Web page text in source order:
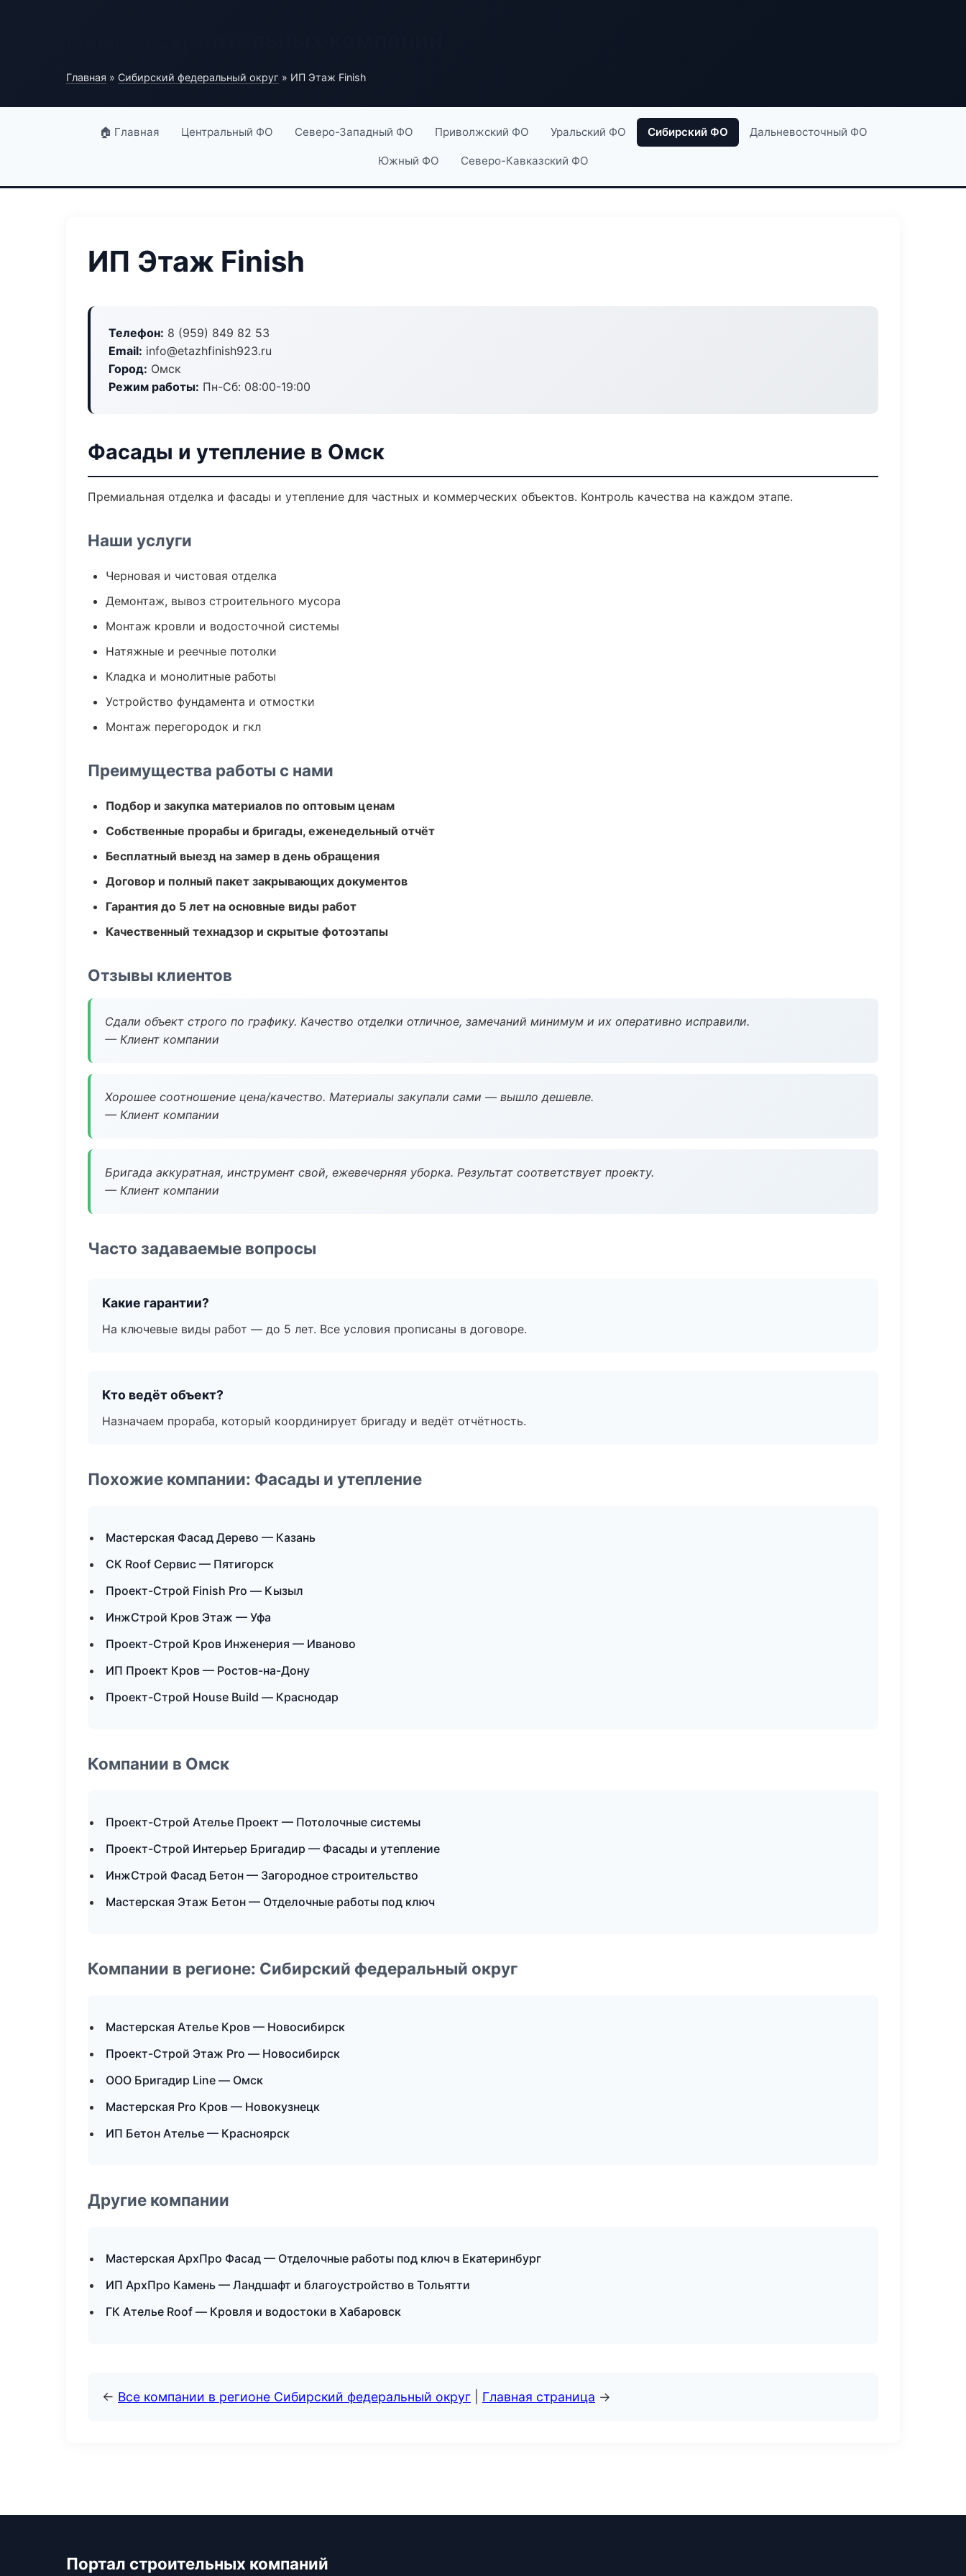
Главная » Сибирский федеральный округ » ИП Этаж Finish
🏠 Главная Центральный ФО Северо-Западный ФО Приволжский ФО Уральский ФО Сибирский ФО Дальневосточный ФО
Южный ФО Северо-Кавказский ФО
ИП Этаж Finish
Телефон: 8 (959) 849 82 53
Email: info@etazhfinish923.ru
Город: Омск
Режим работы: Пн-Сб: 08:00-19:00
Фасады и утепление в Омск
Премиальная отделка и фасады и утепление для частных и коммерческих объектов. Контроль качества на каждом этапе.
Наши услуги
Черновая и чистовая отделка
Демонтаж, вывоз строительного мусора
Монтаж кровли и водосточной системы
Натяжные и реечные потолки
Кладка и монолитные работы
Устройство фундамента и отмостки
Монтаж перегородок и гкл
Преимущества работы с нами
Подбор и закупка материалов по оптовым ценам
Собственные прорабы и бригады, еженедельный отчёт
Бесплатный выезд на замер в день обращения
Договор и полный пакет закрывающих документов
Гарантия до 5 лет на основные виды работ
Качественный технадзор и скрытые фотоэтапы
Отзывы клиентов
Сдали объект строго по графику. Качество отделки отличное, замечаний минимум и их оперативно исправили.
— Клиент компании
Хорошее соотношение цена/качество. Материалы закупали сами — вышло дешевле.
— Клиент компании
Бригада аккуратная, инструмент свой, ежевечерняя уборка. Результат соответствует проекту.
— Клиент компании
Часто задаваемые вопросы
Какие гарантии?
На ключевые виды работ — до 5 лет. Все условия прописаны в договоре.
Кто ведёт объект?
Назначаем прораба, который координирует бригаду и ведёт отчётность.
Похожие компании: Фасады и утепление
Мастерская Фасад Дерево — Казань
СК Roof Сервис — Пятигорск
Проект-Строй Finish Pro — Кызыл
ИнжСтрой Кров Этаж — Уфа
Проект-Строй Кров Инженерия — Иваново
ИП Проект Кров — Ростов-на-Дону
Проект-Строй House Build — Краснодар
Компании в Омск
Проект-Строй Ателье Проект — Потолочные системы
Проект-Строй Интерьер Бригадир — Фасады и утепление
ИнжСтрой Фасад Бетон — Загородное строительство
Мастерская Этаж Бетон — Отделочные работы под ключ
Компании в регионе: Сибирский федеральный округ
Мастерская Ателье Кров — Новосибирск
Проект-Строй Этаж Pro — Новосибирск
ООО Бригадир Line — Омск
Мастерская Pro Кров — Новокузнецк
ИП Бетон Ателье — Красноярск
Другие компании
Мастерская АрхПро Фасад — Отделочные работы под ключ в Екатеринбург
ИП АрхПро Камень — Ландшафт и благоустройство в Тольятти
ГК Ателье Roof — Кровля и водостоки в Хабаровск
← Все компании в регионе Сибирский федеральный округ Главная страница →
Портал строительных компаний